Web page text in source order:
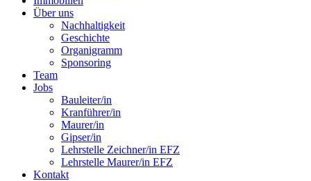
Über uns
Nachhaltigkeit
Geschichte
Organigramm
Sponsoring
Team
Jobs
Bauleiter/in
Kranführer/in
Maurer/in
Gipser/in
Lehrstelle Zeichner/in EFZ
Lehrstelle Maurer/in EFZ
Kontakt